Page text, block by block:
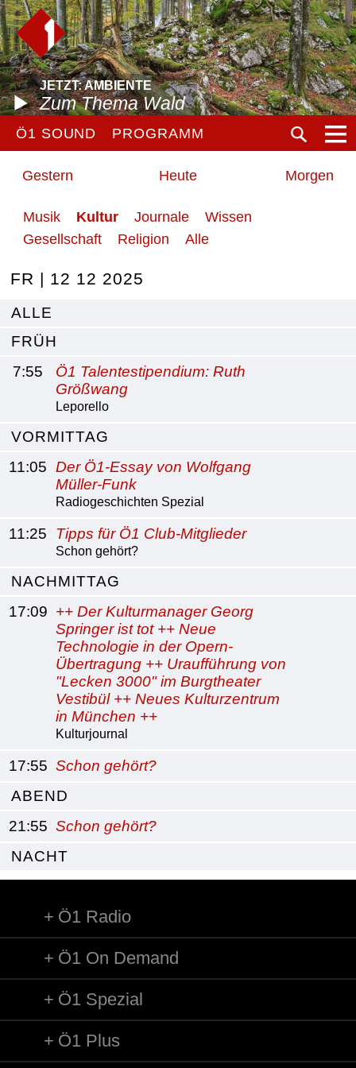
JETZT: AMBIENTE
Zum Thema Wald
Ö1 SOUND PROGRAMM
Gestern Heute Morgen
Musik Kultur Journale
Wissen
Gesellschaft
Religion Alle
FR | 12 12 2025
ALLE
FRÜH
7:55
Ö1 Talentestipendium: Ruth
Größwang
Leporello
VORMITTAG
11:05 Der Ö1-Essay von Wolfgang
Müller-Funk
Radiogeschichten Spezial
11:25 Tipps für Ö1 Club-Mitglieder
Schon gehört?
NACHMITTAG
17:09 ++ Der Kulturmanager Georg
Springer ist tot ++ Neue
Technologie in der Opern-
Übertragung ++ Uraufführung von
"Lecken 3000" im Burgtheater
Vestibül ++ Neues Kulturzentrum
in München ++
Kulturjournal
17:55 Schon gehört?
ABEND
21:55 Schon gehört?
NACHT
Ö1 Radio
Ö1 On Demand
Ö1 Spezial
Ö1 Plus